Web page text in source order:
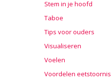
Stem in je hoofd
Taboe
Tips voor ouders
Visualiseren
Voelen
Voordelen eetstoornis